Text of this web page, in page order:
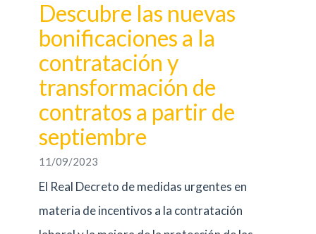
Descubre las nuevas
bonificaciones a la
contratación y
transformación de
contratos a partir de
septiembre
11/09/2023
El Real Decreto de medidas urgentes en
materia de incentivos a la contratación